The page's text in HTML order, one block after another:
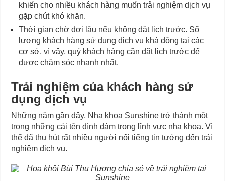
khiến cho nhiều khách hàng muốn trải nghiệm dịch vụ
gặp chút khó khăn.
Thời gian chờ đợi lâu nếu không đặt lịch trước. Số
lượng khách hàng sử dụng dịch vụ khá đông tại các
cơ sở, vì vậy, quý khách hàng cần đặt lịch trước để
được chăm sóc nhanh nhất.
Trải nghiệm của khách hàng sử
dụng dịch vụ
Những năm gần đây, Nha khoa Sunshine trở thành một
trong những cái tên đình đám trong lĩnh vực nha khoa. Vì
thế đã thu hút rất nhiều người nổi tiếng tin tưởng đến trải
nghiệm dịch vụ.